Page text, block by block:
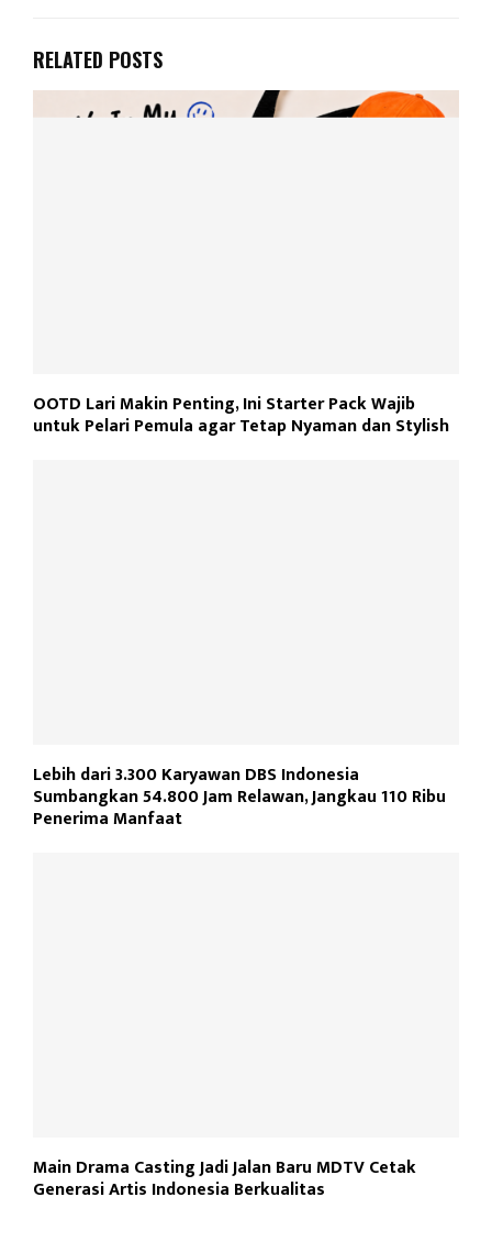
RELATED POSTS
OOTD Lari Makin Penting, Ini Starter Pack Wajib
untuk Pelari Pemula agar Tetap Nyaman dan Stylish
Lebih dari 3.300 Karyawan DBS Indonesia
Sumbangkan 54.800 Jam Relawan, Jangkau 110 Ribu
Penerima Manfaat
Main Drama Casting Jadi Jalan Baru MDTV Cetak
Generasi Artis Indonesia Berkualitas